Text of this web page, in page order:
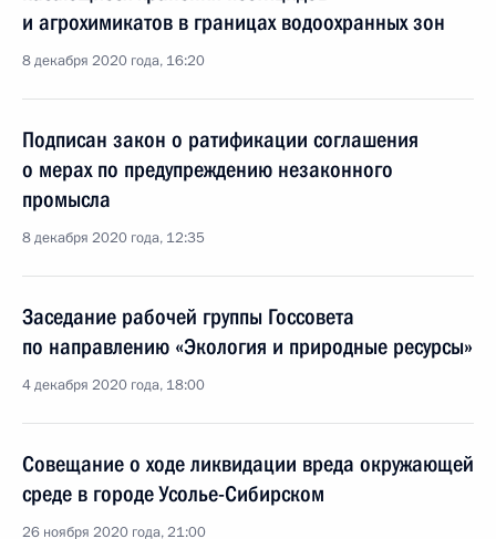
и агрохимикатов в границах водоохранных зон
8 декабря 2020 года, 16:20
Подписан закон о ратификации соглашения
о мерах по предупреждению незаконного
промысла
8 декабря 2020 года, 12:35
Заседание рабочей группы Госсовета
по направлению «Экология и природные ресурсы»
4 декабря 2020 года, 18:00
Совещание о ходе ликвидации вреда окружающей
среде в городе Усолье-Сибирском
26 ноября 2020 года, 21:00